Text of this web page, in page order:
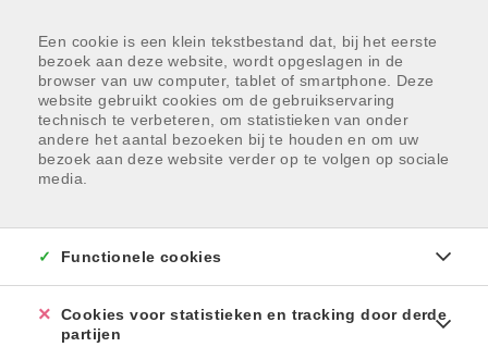
blijf op de hoogte van onsrecentste aanbod
Schrijf u in
Een cookie is een klein tekstbestand dat, bij het eerste
bezoek aan deze website, wordt opgeslagen in de
browser van uw computer, tablet of smartphone. Deze
website gebruikt cookies om de gebruikservaring
technisch te verbeteren, om statistieken van onder
andere het aantal bezoeken bij te houden en om uw
bezoek aan deze website verder op te volgen op sociale
media.
Functionele cookies
Cookies voor statistieken en tracking door derde
partijen